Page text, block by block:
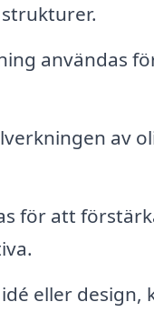
användas
av
för att
eller design,